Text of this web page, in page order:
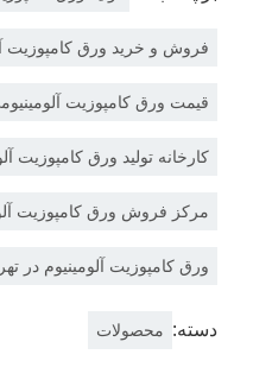
فروش و خرید ورق کامپوزیت
قیمت ورق کامپوزیت
کارخانه تولید ورق کامپوزیت
مرکز فروش ورق کامپوزیت
ورق کامپوزیت آلومینیوم در
دسته: محصولات